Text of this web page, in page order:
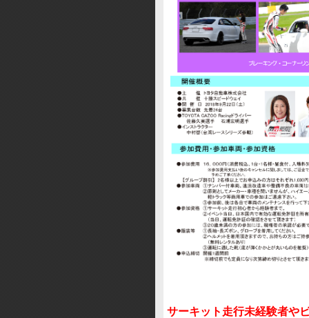
サーキット走行未経験者や